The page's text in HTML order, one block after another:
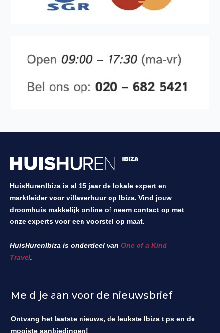
HuisHurenIbiza is al 15 jaar de lokale expert en
marktleider voor villaverhuur op Ibiza. Vind jouw
droomhuis makkelijk online of neem contact op met
onze experts voor een voorstel op maat.
HuisHurenIbiza is onderdeel van One of a Kind
Travel.
Meld je aan voor de nieuwsbrief
Ontvang het laatste nieuws, de leukste Ibiza tips en de
mooiste aanbiedingen!